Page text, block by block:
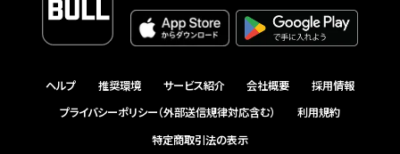
ヘルプ 推奨環境 サービス紹介 会社概要
採用情報
プライバシーポリシー（外部送信規律対応含む）
利用規約
特定商取引法の表示